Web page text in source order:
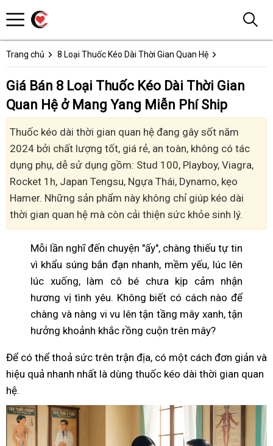
Trang chủ 8 Loại Thuốc Kéo Dài Thời Gian Quan Hệ
Giá Bán 8 Loại Thuốc Kéo Dài Thời Gian
Quan Hệ ở Mang Yang Miễn Phí Ship
Thuốc kéo dài thời gian quan hệ đang gây sốt năm
2024 bởi chất lượng tốt, giá rẻ, an toàn, không có tác
dụng phụ, dễ sử dụng gồm: Stud 100, Playboy, Viagra,
Rocket 1h, Japan Tengsu, Ngựa Thái, Dynamo, kẹo
Hamer. Những sản phẩm này không chỉ giúp kéo dài
thời gian quan hệ mà còn cải thiện sức khỏe sinh lý.
Mỗi lần nghĩ đến chuyện "ấy", chàng thiếu tự tin
vì khẩu súng bắn đạn nhanh, mềm yếu, lúc lên
lúc xuống, làm cô bé chưa kịp cảm nhận
hương vị tình yêu. Không biết có cách nào để
chàng và nàng vi vu lên tận tầng mây xanh, tận
hưởng khoảnh khắc rồng cuộn trên mây?
Để có thể thoả sức trên trận địa, có một cách đơn giản và
hiệu quả nhanh nhất là dùng thuốc kéo dài thời gian quan
hệ.